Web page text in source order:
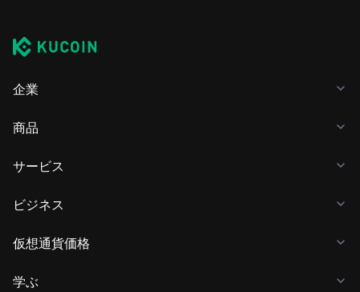
企業
商品
サービス
ビジネス
仮想通貨価格
学ぶ